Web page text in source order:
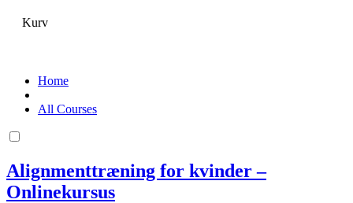
Kurv
Home
All Courses
Alignmenttræning for kvinder –
Onlinekursus